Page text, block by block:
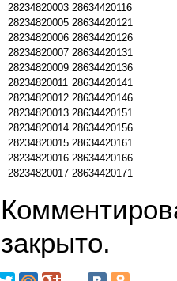
28234820003 28634420116
28234820005 28634420121
28234820006 28634420126
28234820007 28634420131
28234820009 28634420136
28234820011 28634420141
28234820012 28634420146
28234820013 28634420151
28234820014 28634420156
28234820015 28634420161
28234820016 28634420166
28234820017 28634420171
закрыто.